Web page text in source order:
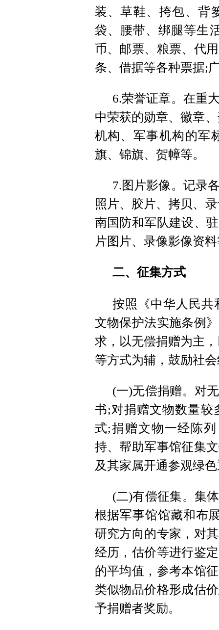
装、草鞋、挎包、背
袋、腰带、绑腿等生
币、邮票、粮票、代
条、借据等各种票据;
6.荣誉证章。在重
中荣获的勋章、徽章
机构、军事机构的军
旗、锦旗、贺幛等。
7.图片影像。记录
照片、胶片、拷贝、
南国防和军队建设、
片图片、录像影像资
二、征集方式
按照《中华人民共
文物保护法实施条例
求，以无偿捐赠为主
等方式为辅，鼓励社
(一)无偿捐赠。对
书;对捐赠文物数量较
式;捐赠文物一经陈
持、帮助军事馆征集
及其家属开通参观绿
(二)有偿征集。集
根据军事馆馆藏和布
研究方向的专家，对
经历，估价等进行鉴
的平均值，参考本馆
类似物品价格形成估
予捐赠者奖励。